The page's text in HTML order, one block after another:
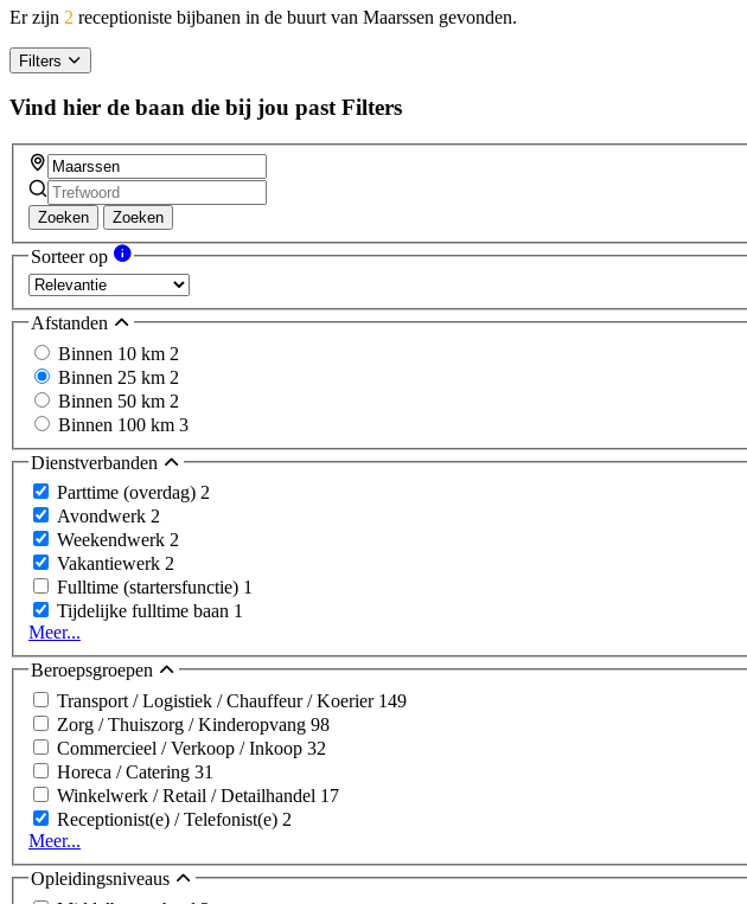
Er zijn 2 receptioniste bijbanen in de buurt van Maarssen gevonden.
Filters
Vind hier de baan die bij jou past Filters
Zoeken Zoeken
Sorteer op
Afstanden
Binnen 10 km 2
Binnen 25 km 2
Binnen 50 km 2
Binnen 100 km 3
Dienstverbanden
Parttime (overdag) 2
Avondwerk 2
Weekendwerk 2
Vakantiewerk 2
Fulltime (startersfunctie) 1
Tijdelijke fulltime baan 1
Meer...
Beroepsgroepen
Transport / Logistiek / Chauffeur / Koerier 149
Zorg / Thuiszorg / Kinderopvang 98
Commercieel / Verkoop / Inkoop 32
Horeca / Catering 31
Winkelwerk / Retail / Detailhandel 17
Receptionist(e) / Telefonist(e) 2
Meer...
Opleidingsniveaus